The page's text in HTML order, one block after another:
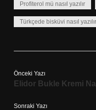
Profiterol mü nasıl yazılır
Türkçede bisküvi nasıl yazılır
Önceki Yazı
Elidor Bukle Kremi
Sonraki Yazı